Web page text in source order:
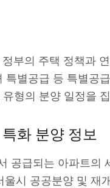
부의 주택 정책과
별공급 등 특별공
형의 분양 일정을
화 분양 정보
공급되는 아파트의
울시 공공분양 및